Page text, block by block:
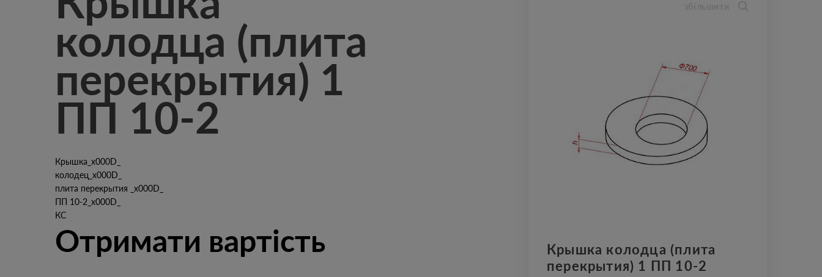
колодца (плита
перекрытия) 1
ПП 10-2
Крышка_x000D_
колодец_x000D_
плита перекрытия _x000D_
ПП 10-2_x000D_
КС
Отримати вартість
Крышка колодца (плита
перекрытия) 1 ПП 10-2